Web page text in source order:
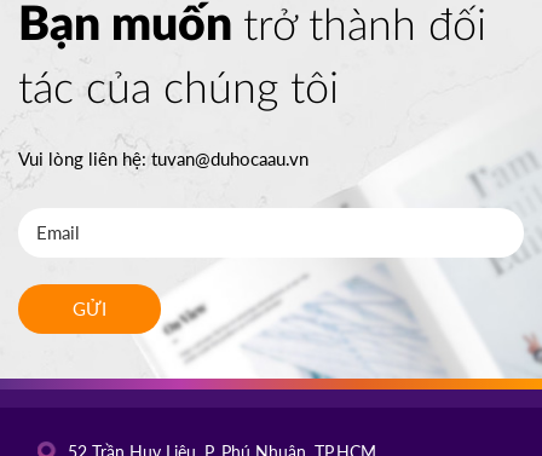
Bạn muốn trở thành đối
tác của chúng tôi
Vui lòng liên hệ:tuvan@duhocaau.vn
GỬI